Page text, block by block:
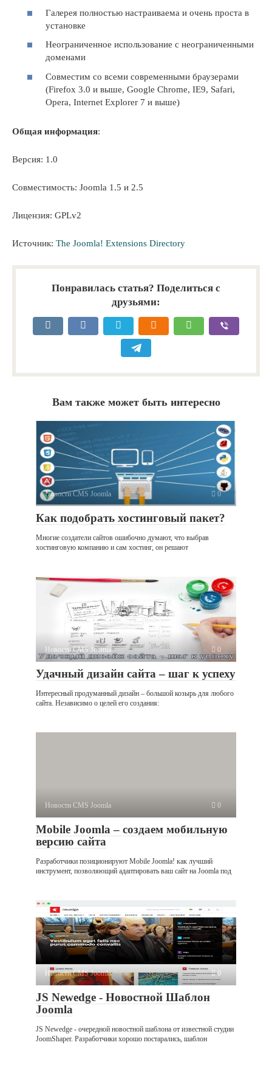
Галерея полностью настраиваема и очень проста в
установке
Неограниченное использование с неограниченными
доменами
Совместим со всеми современными браузерами
(Firefox 3.0 и выше, Google Chrome, IE9, Safari,
Opera, Internet Explorer 7 и выше)
Общая информация:
Версия: 1.0
Совместимость: Joomla 1.5 и 2.5
Лицензия: GPLv2
Источник: The Joomla! Extensions Directory
Понравилась статья? Поделиться с
друзьями:
Вам также может быть интересно
Новости CMS Joomla 0
Как подобрать хостинговый пакет?
Многие создатели сайтов ошибочно думают, что выбрав
хостинговую компанию и сам хостинг, он решают
Новости CMS Joomla 0
Удачный дизайн сайта – шаг к успеху
Интересный продуманный дизайн – большой козырь для любого
сайта. Независимо о целей его создания:
Новости CMS Joomla 0
Mobile Joomla – создаем мобильную
версию сайта
Разработчики позиционируют Mobile Joomla! как лучший
инструмент, позволяющий адаптировать ваш сайт на Joomla под
Новости CMS Joomla 0
JS Newedge - Новостной Шаблон
Joomla
JS Newedge - очередной новостной шаблона от известной студии
JoomShaper. Разработчики хорошо постарались, шаблон